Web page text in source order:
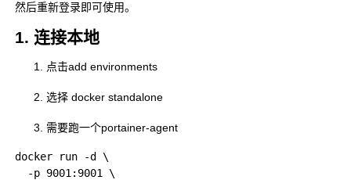
然后重新登录即可使用。
1. 连接本地
点击add environments
选择 docker standalone
需要跑一个portainer-agent
docker run -d \
  -p 9001:9001 \